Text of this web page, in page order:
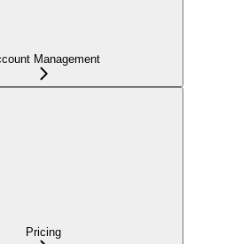
Management
Pricing